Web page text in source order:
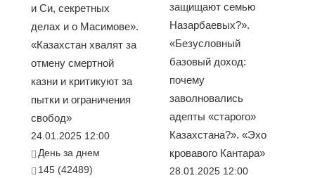
и Си, секретных
делах и о Масимове».
«Казахстан хвалят за
отмену смертной
казни и критикуют за
пытки и ограничения
свобод»
24.01.2025 12:00
День за днем
145 (42489)
защищают семью
Назарбаевых?».
«Безусловный
базовый доход:
почему
заволновались
адепты «старого»
Казахстана?». «Эхо
кровавого Кантара»
28.01.2025 12:00